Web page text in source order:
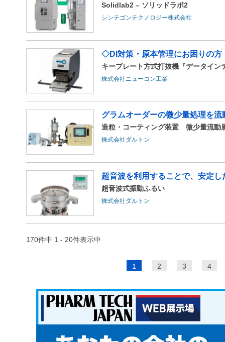
Solidlab2 – ソリッドラボ2
シンテゴンテクノロジー株式会社
◇DI対策・原本管理にお困りの方
キープレート方式打抜機『デ
株式会社ニューコン工業
グラムオーダーの微少量処理を流
造粒・コーティング装置 微少量流動
株式会社ダルトン
超音波を利用することで、安定
超音波式振動ふるい
株式会社ダルトン
170件中 1 - 20件表示中
1 2 3 4